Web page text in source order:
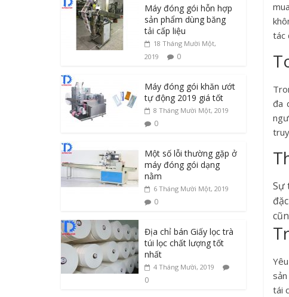
tác
đa
Sự
tái
Máy đóng gói hỗn hợp
sản phẩm dùng băng
tải cấp liệu
18 Tháng Mười Một,
2019
0
Máy đóng gói khăn ướt
tự động 2019 giá tốt
8 Tháng Mười Một, 2019
0
Một số lỗi thường gặp ở
máy đóng gói dạng
nằm
6 Tháng Mười Một, 2019
0
Địa chỉ bán Giấy lọc trà
túi lọc chất lượng tốt
nhất
4 Tháng Mười, 2019
0